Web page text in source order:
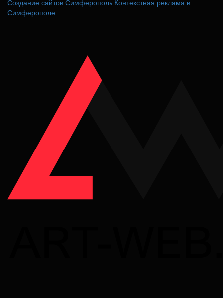
Создание сайтов Симферополь Контекстная реклама в
Симферополе